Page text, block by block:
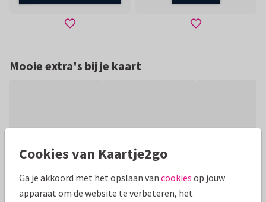
Mooie extra's bij je kaart
Cookies van Kaartje2go
Ga je akkoord met het opslaan van cookies op jouw
apparaat om de website te verbeteren, het